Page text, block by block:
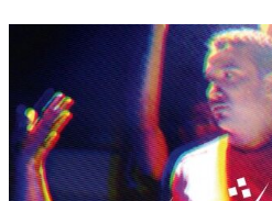
uitgesteld!
concert,origami classics
DECEMBER 2015
zo
6.12
Everything Everything
19:30
concert